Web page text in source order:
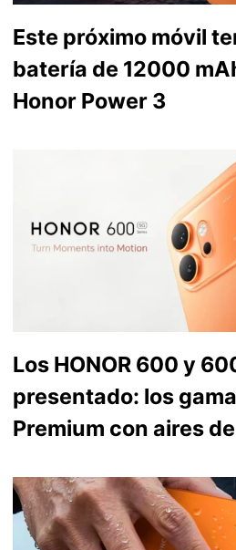
Este próximo móvil
batería de 12000
Honor Power 3
Los HONOR 600 y
presentado: los
Premium con aires